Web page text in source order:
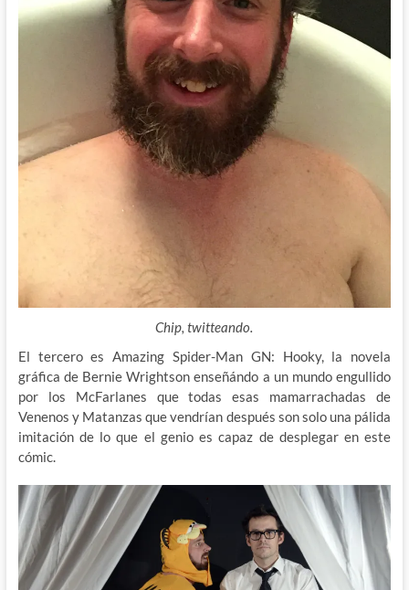
Chip, twitteando.
El tercero es Amazing Spider-Man GN: Hooky, la novela
gráfica de Bernie Wrightson enseñándo a un mundo engullido
por los McFarlanes que todas esas mamarrachadas de
Venenos y Matanzas que vendrían después son solo una pálida
imitación de lo que el genio es capaz de desplegar en este
cómic.